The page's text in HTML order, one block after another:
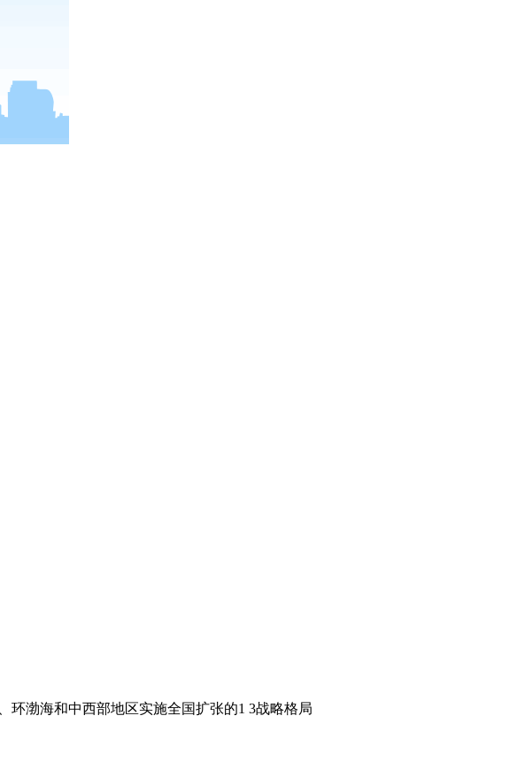
环渤海和中西部地区实施全国扩张的1 3战略格局